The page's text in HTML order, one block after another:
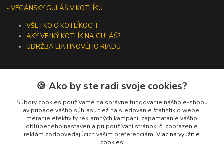
- VEGÁNSKY GULÁŠ V KOTLÍKU
VŠETKO O KOTLÍKOCH
AKÝ VEĽKÝ KOTLÍK NA GULÁŠ?
ÚDRŽBA LIATINOVÉHO RIADU
Kontakty
+421 919 275 553
(Po-Pia, 10-13 hod.)
🍪 Ako by ste radi svoje cookies?
Súbory cookies používame na správne fungovanie nášho e-shopu
av prípade vášho súhlasu tiež na sledovanie štatistík o webe,
meranie efektivity reklamných kampaní, zapamätanie vášho
obľúbeného nastavenia pri používaní stránok, či zobrazenie
reklám zodpovedajúcich vašim preferenciám. Viac na využitie
cookies